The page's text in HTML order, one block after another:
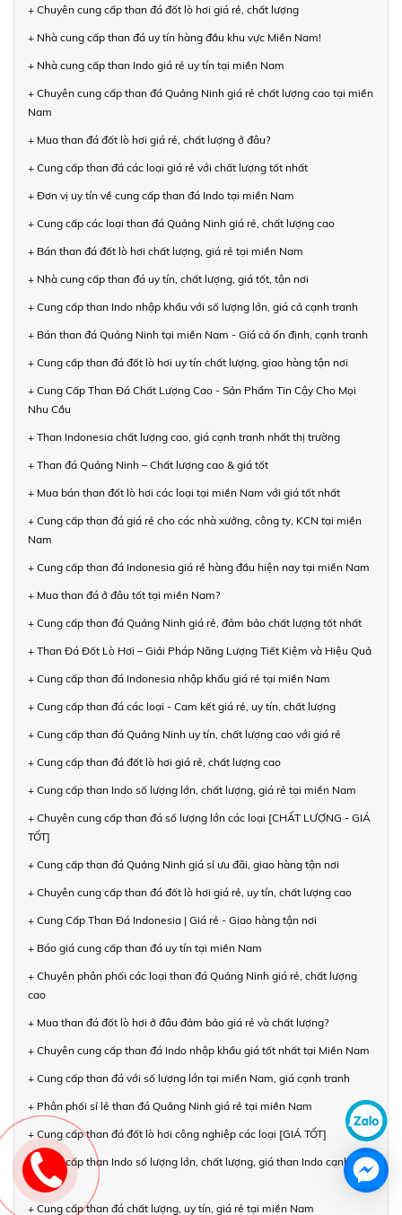
+ Chuyên cung cấp than đá đốt lò hơi giá rẻ, chất lượng
+ Nhà cung cấp than đá uy tín hàng đầu khu vực Miền Nam!
+ Nhà cung cấp than Indo giá rẻ uy tín tại miền Nam
+ Chuyên cung cấp than đá Quảng Ninh giá rẻ chất lượng cao tại miền
Nam
+ Mua than đá đốt lò hơi giá rẻ, chất lượng ở đâu?
+ Cung cấp than đá các loại giá rẻ với chất lượng tốt nhất
+ Đơn vị uy tín về cung cấp than đá Indo tại miền Nam
+ Cung cấp các loại than đá Quảng Ninh giá rẻ, chất lượng cao
+ Bán than đá đốt lò hơi chất lượng, giá rẻ tại miền Nam
+ Nhà cung cấp than đá uy tín, chất lượng, giá tốt, tận nơi
+ Cung cấp than Indo nhập khẩu với số lượng lớn, giá cả cạnh tranh
+ Bán than đá Quảng Ninh tại miền Nam - Giá cả ổn định, cạnh tranh
+ Cung cấp than đá đốt lò hơi uy tín chất lượng, giao hàng tận nơi
+ Cung Cấp Than Đá Chất Lượng Cao - Sản Phẩm Tin Cậy Cho Mọi
Nhu Cầu
+ Than Indonesia chất lượng cao, giá cạnh tranh nhất thị trường
+ Than đá Quảng Ninh – Chất lượng cao & giá tốt
+ Mua bán than đốt lò hơi các loại tại miền Nam với giá tốt nhất
+ Cung cấp than đá giá rẻ cho các nhà xưởng, công ty, KCN tại miền
Nam
+ Cung cấp than đá Indonesia giá rẻ hàng đầu hiện nay tại miền Nam
+ Mua than đá ở đâu tốt tại miền Nam?
+ Cung cấp than đá Quảng Ninh giá rẻ, đảm bảo chất lượng tốt nhất
+ Than Đá Đốt Lò Hơi – Giải Pháp Năng Lượng Tiết Kiệm và Hiệu Quả
+ Cung cấp than đá Indonesia nhập khẩu giá rẻ tại miền Nam
+ Cung cấp than đá các loại - Cam kết giá rẻ, uy tín, chất lượng
+ Cung cấp than đá Quảng Ninh uy tín, chất lượng cao với giá rẻ
+ Cung cấp than đá đốt lò hơi giá rẻ, chất lượng cao
+ Cung cấp than Indo số lượng lớn, chất lượng, giá rẻ tại miền Nam
+ Chuyên cung cấp than đá số lượng lớn các loại [CHẤT LƯỢNG - GIÁ
TỐT]
+ Cung cấp than đá Quảng Ninh giá sỉ ưu đãi, giao hàng tận nơi
+ Chuyên cung cấp than đá đốt lò hơi giá rẻ, uy tín, chất lượng cao
+ Cung Cấp Than Đá Indonesia | Giá rẻ - Giao hàng tận nơi
+ Báo giá cung cấp than đá uy tín tại miền Nam
+ Chuyên phân phối các loại than đá Quảng Ninh giá rẻ, chất lượng
cao
+ Mua than đá đốt lò hơi ở đâu đảm bảo giá rẻ và chất lượng?
+ Chuyên cung cấp than đá Indo nhập khẩu giá tốt nhất tại Miền Nam
+ Cung cấp than đá với số lượng lớn tại miền Nam, giá cạnh tranh
+ Phân phối sỉ lẻ than đá Quảng Ninh giá rẻ tại miền Nam
+ Cung cấp than đá đốt lò hơi công nghiệp các loại [GIÁ TỐT]
+ Cung cấp than Indo số lượng lớn, chất lượng, giá than Indo cạnh
tranh
+ Cung cấp than đá chất lượng, uy tín, giá rẻ tại miền Nam